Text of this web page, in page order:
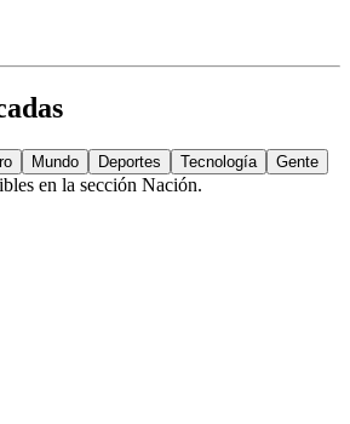
Mundo Deportes Tecnología Gente
en la sección Nación.